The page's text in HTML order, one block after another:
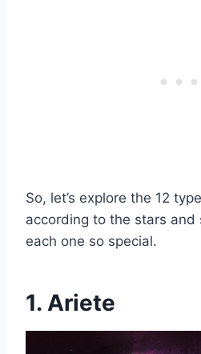
So, let’s explore the 12
according to the stars and
each one so special.
1. Ariete